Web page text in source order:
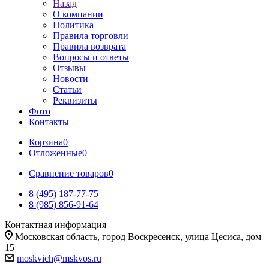
Назад
О компании
Политика
Правила торговли
Правила возврата
Вопросы и ответы
Отзывы
Новости
Статьи
Реквизиты
Фото
Контакты
Корзина0
Отложенные0
Сравнение товаров0
8 (495) 187-77-75
8 (985) 856-91-64
Контактная информация
Московская область, город Воскресенск, улица Цесиса, дом
15
moskvich@mskvos.ru